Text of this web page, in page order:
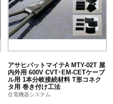
アサヒパットマイテA MTY-02T 屋
内外用 600V CVT･EM-CETケーブ
ル用 1本分岐接続材料 T形コネク
タ用 巻き付け工法
住電機器システム